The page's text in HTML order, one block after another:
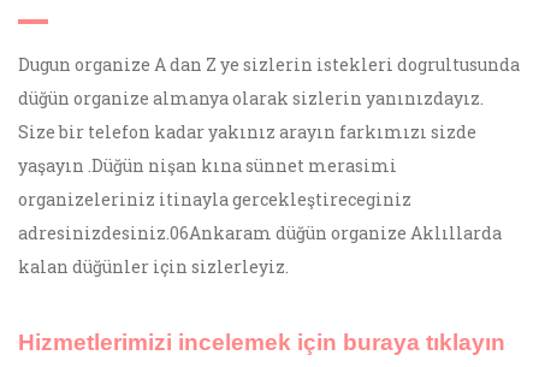
Dugun organize A dan Z ye sizlerin istekleri dogrultusunda
düğün organize almanya olarak sizlerin yanınızdayız.
Size bir telefon kadar yakınız arayın farkımızı sizde
yaşayın .Düğün nişan kına sünnet merasimi
organizeleriniz itinayla gercekleştireceginiz
adresinizdesiniz.06Ankaram düğün organize Aklıllarda
kalan düğünler için sizlerleyiz.
Hizmetlerimizi incelemek için buraya tıklayın